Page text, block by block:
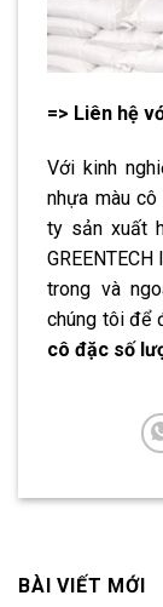
=> Liên hệ
Với kinh
nhựa màu
ty sản xuất
trong và
chúng tôi để
cô đặc số
BÀI VIẾT MỚI